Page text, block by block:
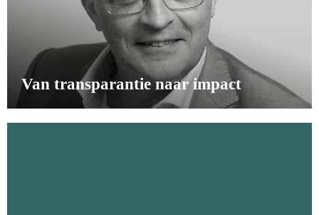
Van transparantie naar impact